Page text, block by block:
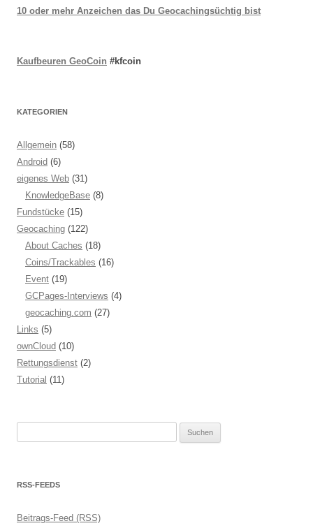
10 oder mehr Anzeichen das Du Geocachingsüchtig bist
Kaufbeuren GeoCoin #kfcoin
KATEGORIEN
Allgemein (58)
Android (6)
eigenes Web (31)
KnowledgeBase (8)
Fundstücke (15)
Geocaching (122)
About Caches (18)
Coins/Trackables (16)
Event (19)
GCPages-Interviews (4)
geocaching.com (27)
Links (5)
ownCloud (10)
Rettungsdienst (2)
Tutorial (11)
RSS-FEEDS
Beitrags-Feed (RSS)